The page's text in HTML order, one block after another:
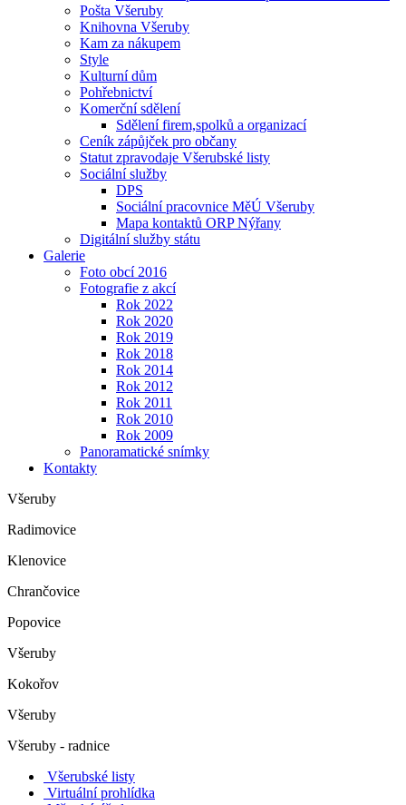
Pošta Všeruby
Knihovna Všeruby
Kam za nákupem
Style
Kulturní dům
Pohřebnictví
Komerční sdělení
Sdělení firem,spolků a organizací
Ceník zápůjček pro občany
Statut zpravodaje Všerubské listy
Sociální služby
DPS
Sociální pracovnice MěÚ Všeruby
Mapa kontaktů ORP Nýřany
Digitální služby státu
Galerie
Foto obcí 2016
Fotografie z akcí
Rok 2022
Rok 2020
Rok 2019
Rok 2018
Rok 2014
Rok 2012
Rok 2011
Rok 2010
Rok 2009
Panoramatické snímky
Kontakty
Všeruby
Radimovice
Klenovice
Chrančovice
Popovice
Všeruby
Kokořov
Všeruby
Všeruby - radnice
Všerubské listy
Virtuální prohlídka